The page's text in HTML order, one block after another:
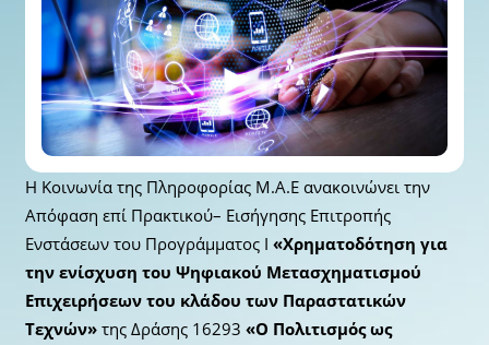
Η Κοινωνία της Πληροφορίας Μ.Α.Ε ανακοινώνει την
Απόφαση επί Πρακτικού– Εισήγησης Επιτροπής
Ενστάσεων του Προγράμματος Ι «Χρηματοδότηση για
την ενίσχυση του Ψηφιακού Μετασχηματισμού
Επιχειρήσεων του κλάδου των Παραστατικών
Τεχνών» της Δράσης 16293 «Ο Πολιτισμός ως